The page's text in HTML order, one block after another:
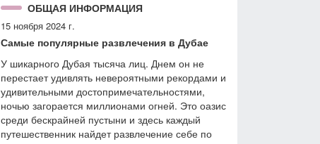
ОБЩАЯ ИНФОРМАЦИЯ
15 ноября 2024 г.
Самые популярные развлечения в Дубае
У шикарного Дубая тысяча лиц. Днем он не
перестает удивлять невероятными рекордами и
удивительными достопримечательностями,
ночью загорается миллионами огней. Это оазис
среди бескрайней пустыни и здесь каждый
путешественник найдет развлечение себе по